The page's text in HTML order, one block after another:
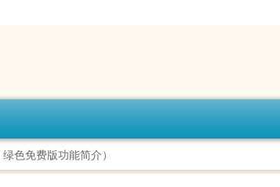
色免费版功能简介）